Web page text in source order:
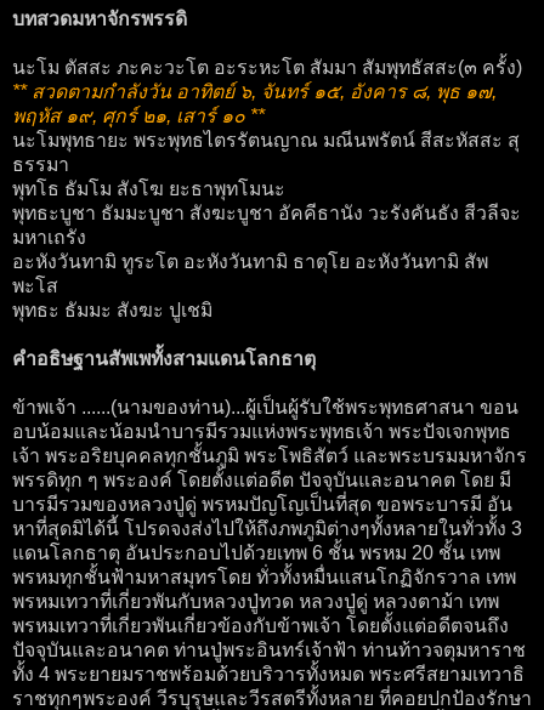
บทสวดมหาจักรพรรดิ
นะโม ตัสสะ ภะคะวะโต อะระหะโต สัมมา สัมพุทธัสสะ(๓ ครั้ง)
** สวดตามกำลังวัน อาทิตย์ ๖, จันทร์ ๑๕, อังคาร ๘, พุธ ๑๗,
พฤหัส ๑๙, ศุกร์ ๒๑, เสาร์ ๑๐ **
นะโมพุทธายะ พระพุทธไตรรัตนญาณ มณีนพรัตน์ สีสะหัสสะ สุ
ธรรมา
พุทโธ ธัมโม สังโฆ ยะธาพุทโมนะ
พุทธะบูชา ธัมมะบูชา สังฆะบูชา อัคคีธานัง วะรังคันธัง สีวลีจะ
มหาเถรัง
อะหังวันทามิ ทูระโต อะหังวันทามิ ธาตุโย อะหังวันทามิ สัพ
พะโส
พุทธะ ธัมมะ สังฆะ ปูเชมิ
คำอธิษฐานสัพเพทั้งสามแดนโลกธาตุ
ข้าพเจ้า ......(นามของท่าน)...ผู้เป็นผู้รับใช้พระพุทธศาสนา ขอน
อบน้อมและน้อมนำบารมีรวมแห่งพระพุทธเจ้า พระปัจเจกพุทธ
เจ้า พระอริยบุคคลทุกชั้นภูมิ พระโพธิสัตว์ และพระบรมมหาจักร
พรรดิทุก ๆ พระองค์ โดยตั้งแต่อดีต ปัจจุบันและอนาคต โดย มี
บารมีรวมของหลวงปู่ดู่ พรหมปัญโญเป็นที่สุด ขอพระบารมี อัน
หาที่สุดมิได้นี้ โปรดจงส่งไปให้ถึงภพภูมิต่างๆทั้งหลายในทั่วทั้ง 3
แดนโลกธาตุ อันประกอบไปด้วยเทพ 6 ชั้น พรหม 20 ชั้น เทพ
พรหมทุกชั้นฟ้ามหาสมุทรโดย ทั่วทั้งหมื่นแสนโกฏิจักรวาล เทพ
พรหมเทวาที่เกี่ยวพันกับหลวงปู่ทวด หลวงปู่ดู่ หลวงตาม้า เทพ
พรหมเทวาที่เกี่ยวพันเกี่ยวข้องกับข้าพเจ้า โดยตั้งแต่อดีตจนถึง
ปัจจุบันและอนาคต ท่านปู่พระอินทร์เจ้าฟ้า ท่านท้าวจตุมหาราช
ทั้ง 4 พระยายมราชพร้อมด้วยบริวารทั้งหมด พระศรีสยามเทวาธิ
ราชทุกๆพระองค์ วีรบุรุษและวีรสตรีทั้งหลาย ที่คอยปกป้องรักษา